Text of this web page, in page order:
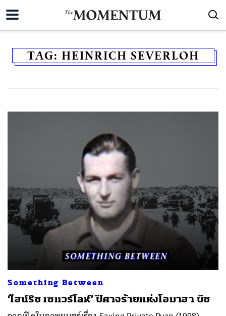
TAG: HEINRICH SEVERLOH
Something Between
‘ไฮน์ริช เซแวร์โลห์’ ปีศาจร้ายแห่งโอมาฮา บีช
SHARE TWEET LINE EMAIL